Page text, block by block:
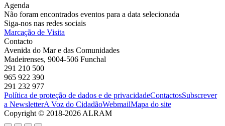
Agenda
Não foram encontrados eventos para a data selecionada
Siga-nos nas redes sociais
Marcação de Visita
Contacto
Avenida do Mar e das Comunidades
Madeirenses, 9004-506 Funchal
291 210 500
965 922 390
291 232 977
Política de proteção de dados e de privacidadeContactosSubscrever
a NewsletterA Voz do CidadãoWebmailMapa do site
Copyright © 2018-2026 ALRAM